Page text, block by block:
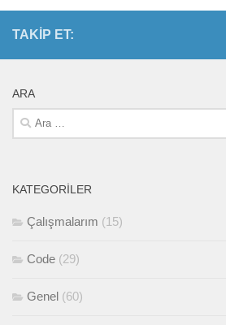
TAKIP ET:
ARA
Arama:
KATEGORILER
Çalışmalarım (15)
Code (29)
Genel (60)